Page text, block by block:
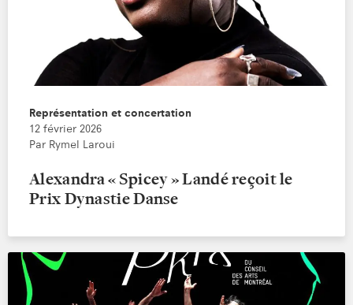
Représentation et concertation
12 février 2026
Par Rymel Laroui
Alexandra « Spicey » Landé reçoit le
Prix Dynastie Danse